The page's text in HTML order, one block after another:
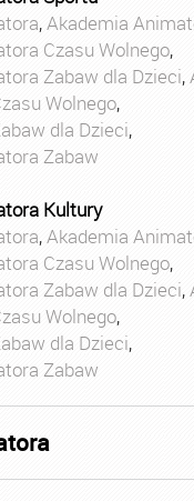
,Akademia
Czasu Wolnego,
Zabaw dla Dzieci,
Wolnego,
dla Dzieci,
Zabaw
Kultury
,Akademia
Czasu Wolnego,
Zabaw dla Dzieci,
Wolnego,
dla Dzieci,
Zabaw